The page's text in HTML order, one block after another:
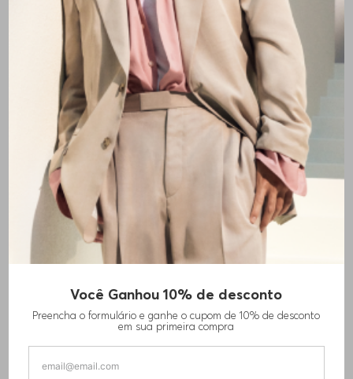
Você Ganhou 10% de desconto
Preencha o formulário e ganhe o cupom de 10% de desconto
em sua primeira compra
BONÉ DE SARJA DE ALGODÃO COM LOGO